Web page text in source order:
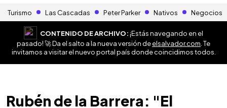
Turismo Las Cascadas Peter Parker Nativos Negocios
CONTENIDO DE ARCHIVO:¡Estás navegando en el
pasado! 🚀 Da el salto a la nueva versión deelsalvador.com . Te
invitamos a visitar el nuevo portal país donde coincidimos todos.
Rubén de la Barrera: "El